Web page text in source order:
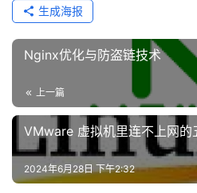
网
络
安
网
建
设
登录
要求你重启电脑，无需重启就能
二、打印文件格式
1、我们在打印文件时，
式，在职场办公中，我们必然
人都会在电脑上必备一个迅捷
2、在转换器中找到【
生成海报
Nginx优化与防盗链技术
上一篇
VMware 虚拟机里连不上网的
2024年6月28日 下午2:32